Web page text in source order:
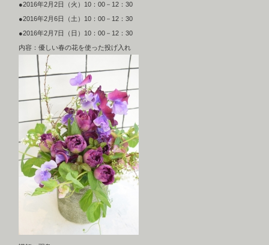
●2016年2月2日（火）10：00－12：30
●2016年2月6日（土）10：00－12：30
●2016年2月7日（日）10：00－12：30
内容：優しい春の花を使った投げ入れ